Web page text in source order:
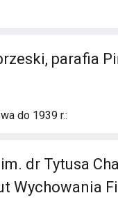
parafia
do 1939 r.:
dr Tytusa
Wychowania